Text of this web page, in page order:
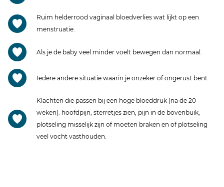
Ruim helderrood vaginaal bloedverlies wat lijkt op een
menstruatie.
Als je de baby veel minder voelt bewegen dan normaal.
Iedere andere situatie waarin je onzeker of ongerust bent.
Klachten die passen bij een hoge bloeddruk (na de 20
weken): hoofdpijn, sterretjes zien, pijn in de bovenbuik,
plotseling misselijk zijn of moeten braken en of plotseling
veel vocht vasthouden.